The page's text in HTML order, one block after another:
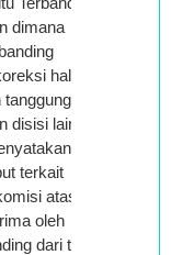
dimana
hal ini
tanggung
disisi lain
terkait
atas
oleh
dari toko